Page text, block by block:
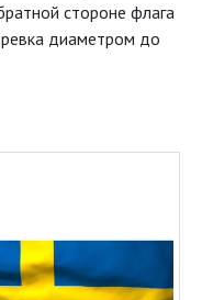
стороне флага
диаметром до